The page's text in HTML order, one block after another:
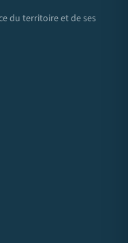
du territoire et de ses